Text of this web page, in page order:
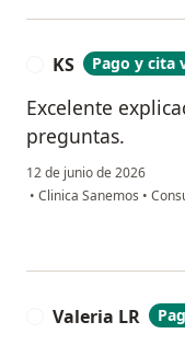
KS Pago y cita
Excelente
preguntas.
12 de junio de 2026
• Clinica Sanemos •
Valeria LR